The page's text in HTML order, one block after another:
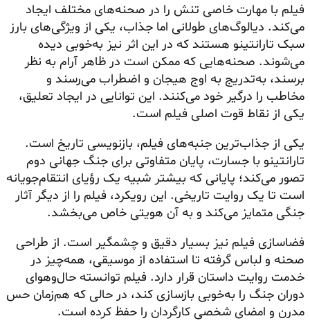
فیلم با مهارت خاصی تنش را در صحنه‌های مختلف ایجاد
می‌کند. دیالوگ‌های طولانی اما جذاب، یکی از ویژگی‌های بارز
سبک تارانتینو هستند که در این اثر نیز به‌خوبی دیده
می‌شوند. صحنه‌هایی که ممکن است در ظاهر آرام به نظر
برسند، به‌تدریج به اوج هیجان و اضطراب می‌رسند و
مخاطب را درگیر خود می‌کنند. این توانایی در ایجاد تعلیق،
یکی از نقاط قوت اصلی فیلم است.
یکی از جذاب‌ترین جنبه‌های فیلم، بازنویسی تاریخ است.
تارانتینو با جسارت، پایان متفاوتی برای جنگ جهانی دوم
تصور می‌کند؛ پایانی که بیشتر شبیه یک رؤیای انتقام‌جویانه
است تا یک روایت تاریخی. این رویکرد، فیلم را از دیگر آثار
جنگی متمایز می‌کند و به آن هویتی خاص می‌بخشد.
فضاسازی فیلم نیز بسیار دقیق و چشمگیر است. از طراحی
صحنه و لباس گرفته تا استفاده از موسیقی، همه‌چیز در
خدمت روایت داستان قرار دارد. فیلم توانسته حال‌وهوای
دوران جنگ را به‌خوبی بازسازی کند، در حالی که هم‌زمان حس
مدرن و امضای شخصی کارگردان را حفظ کرده است.